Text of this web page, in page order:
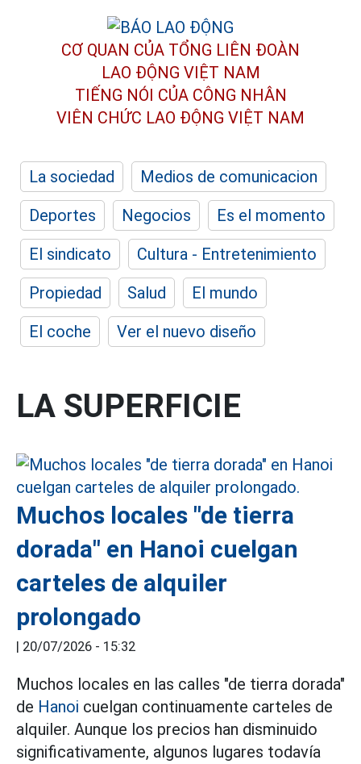
CƠ QUAN CỦA TỔNG LIÊN ĐOÀN
LAO ĐỘNG VIỆT NAM
TIẾNG NÓI CỦA CÔNG NHÂN
VIÊN CHỨC LAO ĐỘNG VIỆT NAM
La sociedad
Medios de comunicacion
Deportes
Negocios
Es el momento
El sindicato
Cultura - Entretenimiento
Propiedad
Salud
El mundo
El coche
Ver el nuevo diseño
LA SUPERFICIE
Muchos locales "de tierra
dorada" en Hanoi cuelgan
carteles de alquiler
prolongado
| 20/07/2026 - 15:32
Muchos locales en las calles "de tierra dorada"
de Hanoi cuelgan continuamente carteles de
alquiler. Aunque los precios han disminuido
significativamente, algunos lugares todavía